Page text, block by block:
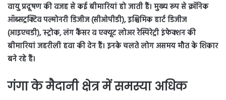
वायु प्रदूषण की वजह से कई बीमारियां हो जाती हैं। मुख्य रूप से क्रॉनिक
ऑब्सट्रक्टिव पल्मोनरी डिजीज (सीओपीडी), इश्चिमिक हार्ट डिजीज
(आइएचडी), स्ट्रोक, लंग कैंसर व एक्यूट लोअर रेस्पिरेट्री इंफेक्शन की
बीमारियां जहरीली हवा की देन हैं। इनके चलते लोग असमय मौत के शिकार
बने रहे हैं।
गंगा के मैदानी क्षेत्र में समस्या अधिक